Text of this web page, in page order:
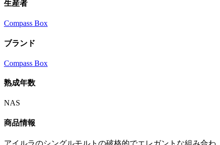
生産者
Compass Box
ブランド
Compass Box
熟成年数
NAS
商品情報
アイルラのシングルモルトの破格的でエレガントな組み合わ